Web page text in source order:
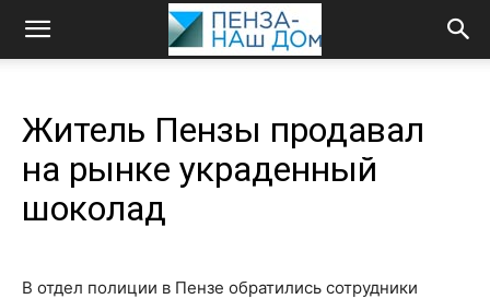
Житель Пензы продавал
на рынке украденный
шоколад
В отдел полиции в Пензе обратились сотрудники